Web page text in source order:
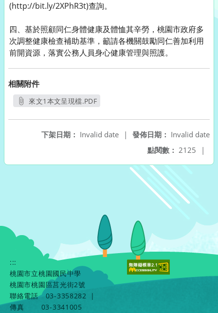
(http://bit.ly/2XPhR3t)查詢。
四、基於照顧同仁身體健康及體恤其辛勞，桃園市政府多
次調整健康檢查補助基準，籲請各機關鼓勵同仁善加利用
前開資源，落實公務人員身心健康管理與照護。
相關附件
來文1本文呈現檔.PDF
發佈日期： Invalid date
下架日期： Invalid date
|
點閱數： 2125 |
:::
桃園市立桃園國民中學
桃園市桃園區莒光街2號
聯絡電話
03-3358282
|
傳真
03-3341005